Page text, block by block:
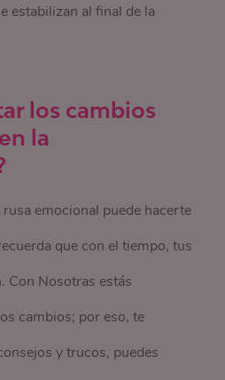
estabilizan al final de la
los cambios
la
emocional puede hacerte
que con el tiempo, tus
Con Nosotras estás
cambios; por eso, te
y trucos, puedes